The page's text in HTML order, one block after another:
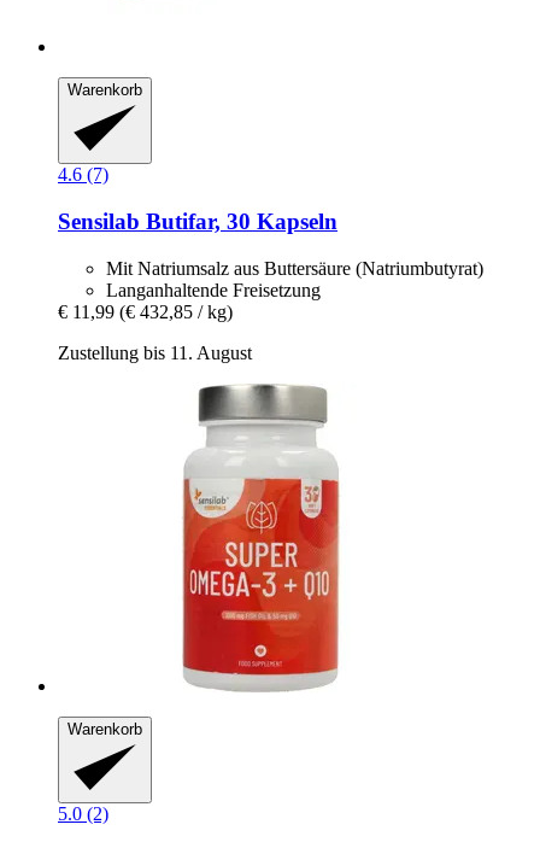
Warenkorb
4.6 (7)
Sensilab Butifar, 30 Kapseln
Mit Natriumsalz aus Buttersäure (Natriumbutyrat)
Langanhaltende Freisetzung
€ 11,99 (€ 432,85 / kg)
Zustellung bis 11. August
Warenkorb
5.0 (2)